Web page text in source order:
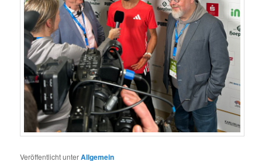
Veröffentlicht unterAllgemein